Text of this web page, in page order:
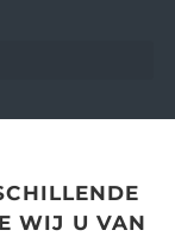
WIJ U VAN